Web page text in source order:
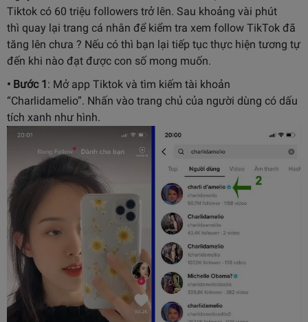
Tiktok có 60 triệu followers trở lên. Sau khoảng vài phút
thì quay lại trang cá nhân để kiểm tra xem follow TikTok đã
tăng lên chưa ? Nếu có thì bạn lại tiếp tục thực hiện tương tự
đến khi nào đạt được con số mong muốn.
• Bước 1: Mở app Tiktok và tìm kiếm tài khoản
“Charlidamelio”. Nhấn vào trang chủ của người dùng có dấu
tích xanh như hình.